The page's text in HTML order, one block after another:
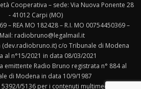
Cooperativa – sede: Via Nuova Ponente 28
- 41012 Carpi (MO)
– REA MO 182428 – R.I. MO 00754450369 –
Mail: radiobruno@legalmail.it
c/o Tribunale di Modena
al n°15/2021 in data 08/03/2021
emittente Radio Bruno registrata n° 884 al
di Modena in data 10/9/1987
5392/I/5136 per i contenuti multimediali.